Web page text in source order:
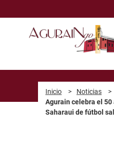
Inicio > Noticias
>
Agurain celebra el
Saharaui de fútbol